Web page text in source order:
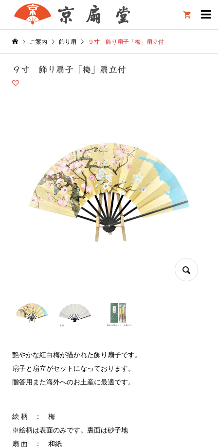

ご案内 飾り扇 ９寸 飾り扇子「梅」扇立付
９寸 飾り扇子「梅」扇立付
艶やかな紅白梅が描かれた飾り扇子です。
扇子と扇立がセットになっております。
贈答用また海外へのお土産に最適です。
絵 柄 ： 梅
※絵柄は表面のみです。裏面は砂子地
扇 面 ： 和紙